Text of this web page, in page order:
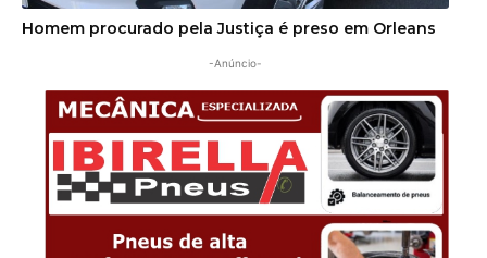
Homem procurado pela Justiça é preso em Orleans
-Anúncio-